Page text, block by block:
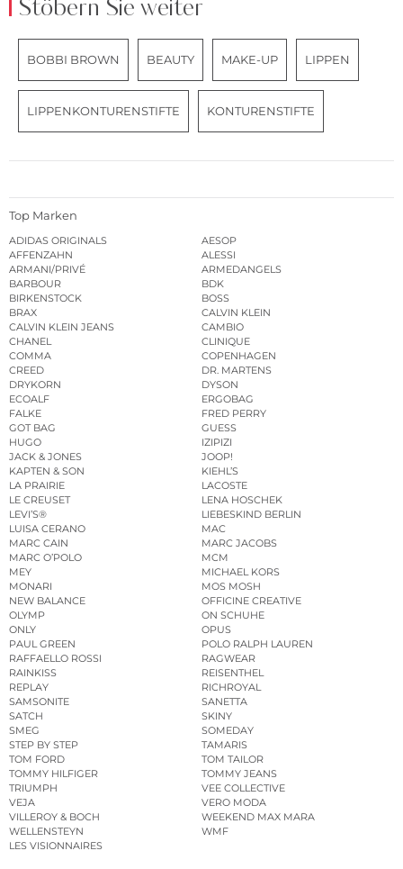
Stöbern Sie weiter
BOBBI BROWN BEAUTY MAKE-UP LIPPEN
LIPPENKONTURENSTIFTE KONTURENSTIFTE
Top Marken
ADIDAS ORIGINALS
AESOP
AFFENZAHN
ALESSI
ARMANI/PRIVÉ
ARMEDANGELS
BARBOUR
BDK
BIRKENSTOCK
BOSS
BRAX
CALVIN KLEIN
CALVIN KLEIN JEANS
CAMBIO
CHANEL
CLINIQUE
COMMA
COPENHAGEN
CREED
DR. MARTENS
DRYKORN
DYSON
ECOALF
ERGOBAG
FALKE
FRED PERRY
GOT BAG
GUESS
HUGO
IZIPIZI
JACK & JONES
JOOP!
KAPTEN & SON
KIEHL’S
LA PRAIRIE
LACOSTE
LE CREUSET
LENA HOSCHEK
LEVI’S®
LIEBESKIND BERLIN
LUISA CERANO
MAC
MARC CAIN
MARC JACOBS
MARC O’POLO
MCM
MEY
MICHAEL KORS
MONARI
MOS MOSH
NEW BALANCE
OFFICINE CREATIVE
OLYMP
ON SCHUHE
ONLY
OPUS
PAUL GREEN
POLO RALPH LAUREN
RAFFAELLO ROSSI
RAGWEAR
RAINKISS
REISENTHEL
REPLAY
RICHROYAL
SAMSONITE
SANETTA
SATCH
SKINY
SMEG
SOMEDAY
STEP BY STEP
TAMARIS
TOM FORD
TOM TAILOR
TOMMY HILFIGER
TOMMY JEANS
TRIUMPH
VEE COLLECTIVE
VEJA
VERO MODA
VILLEROY & BOCH
WEEKEND MAX MARA
WELLENSTEYN
WMF
LES VISIONNAIRES